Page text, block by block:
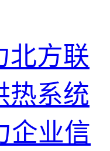
北方联
热系统
企业信